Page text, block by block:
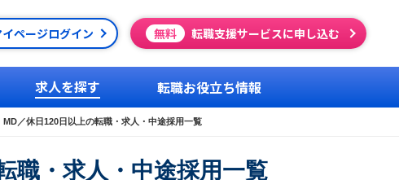
イページログイン 無料 転職支援サービスに申し込む
求人を探す 転職お役立ち情報
／休日120日以上の転職・求人・中途採用一覧
職・求人・中途採用一覧